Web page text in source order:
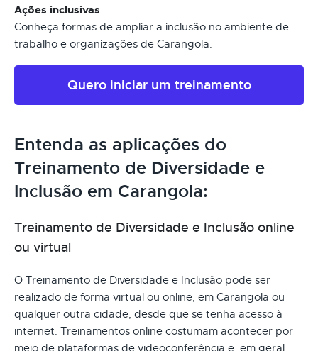
Ações inclusivas
Conheça formas de ampliar a inclusão no ambiente de
trabalho e organizações de Carangola.
Quero iniciar um treinamento
Entenda as aplicações do
Treinamento de Diversidade e
Inclusão em Carangola:
Treinamento de Diversidade e Inclusão online
ou virtual
O Treinamento de Diversidade e Inclusão pode ser
realizado de forma virtual ou online, em Carangola ou
qualquer outra cidade, desde que se tenha acesso à
internet. Treinamentos online costumam acontecer por
meio de plataformas de videoconferência e, em geral,